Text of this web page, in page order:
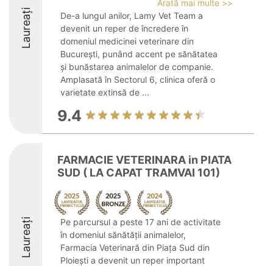
Laureați
Arată mai multe >>
De-a lungul anilor, Lamy Vet Team a
devenit un reper de încredere în
domeniul medicinei veterinare din
București, punând accent pe sănătatea
și bunăstarea animalelor de companie.
Amplasată în Sectorul 6, clinica oferă o
varietate extinsă de ...
9.4
Laureați
FARMACIE VETERINARA in PIATA
SUD ( LA CAPAT TRAMVAI 101)
Pe parcursul a peste 17 ani de activitate
în domeniul sănătății animalelor,
Farmacia Veterinară din Piața Sud din
Ploiești a devenit un reper important